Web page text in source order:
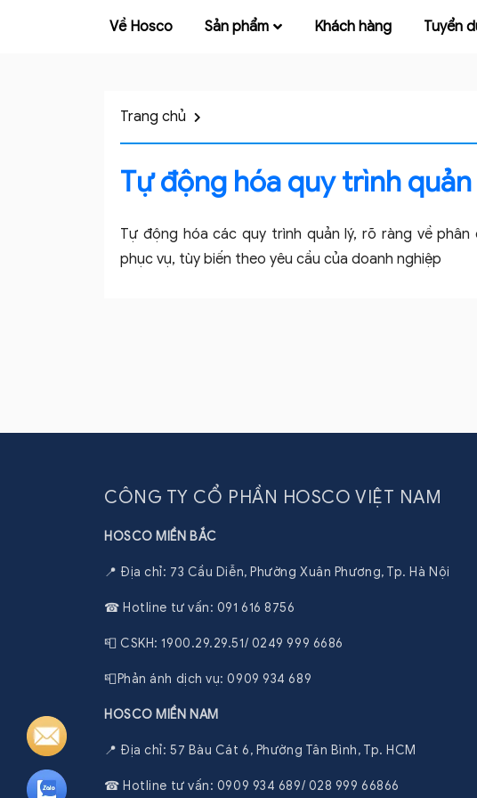
Về Hosco Sản phẩm Khách hàng Tuyển
tức
Trang chủ
Tự động hóa quy trình
Tự động hóa các quy trình quản lý, rõ ràng về
phục vụ, tùy biến theo yêu cầu của doanh nghiệp
CÔNG TY CỔ PHẦN HOSCO VIỆT NAM
HOSCO MIỀN BẮC
📍 Địa chỉ: 73 Cầu Diễn, Phường Xuân Phương, Tp. Hà Nội
☎ Hotline tư vấn: 091 616 8756
📮 CSKH: 1900.29.29.51/ 0249 999 6686
📮Phản ánh dịch vụ: 0909 934 689
HOSCO MIỀN NAM
📍 Địa chỉ: 57 Bàu Cát 6, Phường Tân Bình, Tp. HCM
☎ Hotline tư vấn: 0909 934 689/ 028 999 66866